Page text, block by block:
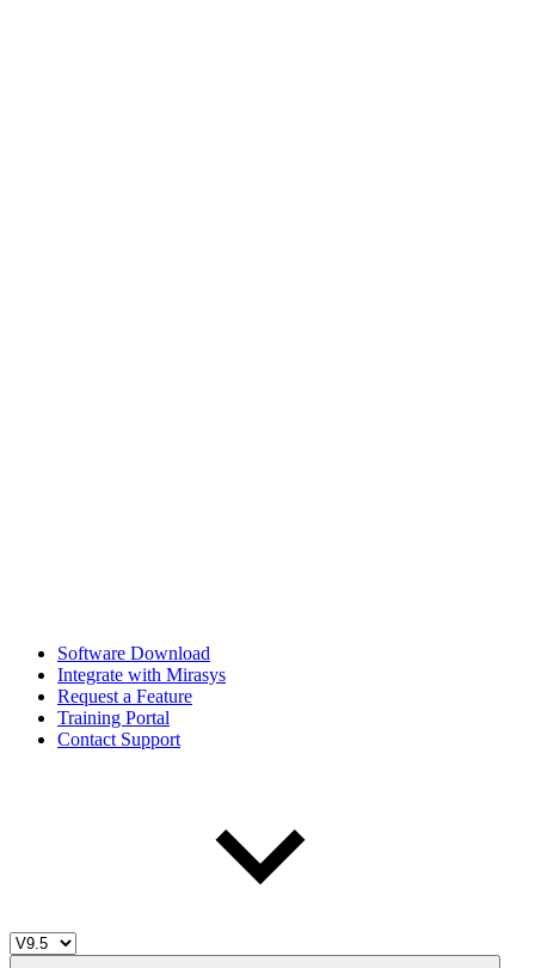
Software Download
Integrate with Mirasys
Request a Feature
Training Portal
Contact Support